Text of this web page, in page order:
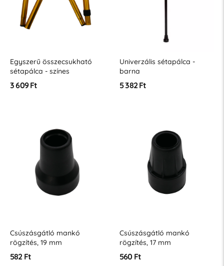
Egyszerű összecsukható
sétapálca - színes
3 609 Ft
Univerzális sétapálca -
barna
5 382 Ft
Csúszásgátló mankó
rögzítés, 19 mm
582 Ft
Csúszásgátló mankó
rögzítés, 17 mm
560 Ft